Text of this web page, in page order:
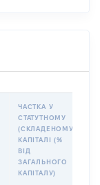
ЧАСТКА У
СТАТУТНОМУ
(СКЛАДЕНОМУ)
КАПІТАЛІ (%
ВІД
ЗАГАЛЬНОГО
КАПІТАЛУ)